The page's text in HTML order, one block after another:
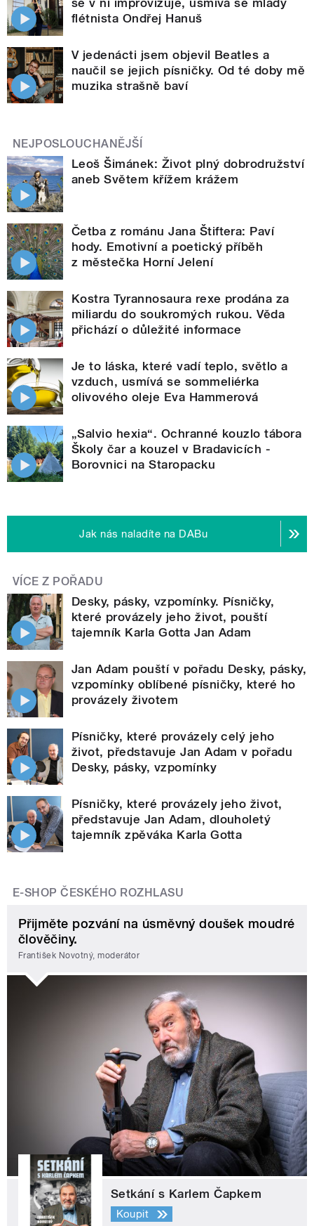
flétnista Ondřej Hanuš
V jedenácti jsem objevil Beatles a
naučil se jejich písničky. Od té doby mě
muzika strašně baví
NEJPOSLOUCHANĚJŠÍ
Leoš Šimánek: Život plný dobrodružství
aneb Světem křížem krážem
Četba z románu Jana Štiftera: Paví
hody. Emotivní a poetický příběh
z městečka Horní Jelení
Kostra Tyrannosaura rexe prodána za
miliardu do soukromých rukou. Věda
přichází o důležité informace
Je to láska, které vadí teplo, světlo a
vzduch, usmívá se sommeliérka
olivového oleje Eva Hammerová
„Salvio hexia“. Ochranné kouzlo tábora
Školy čar a kouzel v Bradavicích -
Borovnici na Staropacku
Jak nás naladíte na DABu
VÍCE Z POŘADU
Desky, pásky, vzpomínky. Písničky,
které provázely jeho život, pouští
tajemník Karla Gotta Jan Adam
Jan Adam pouští v pořadu Desky, pásky,
vzpomínky oblíbené písničky, které ho
provázely životem
Písničky, které provázely celý jeho
život, představuje Jan Adam v pořadu
Desky, pásky, vzpomínky
Písničky, které provázely jeho život,
představuje Jan Adam, dlouholetý
tajemník zpěváka Karla Gotta
E-SHOP ČESKÉHO ROZHLASU
Přijměte pozvání na úsměvný doušek moudré
člověčiny.
František Novotný, moderátor
Setkání s Karlem Čapkem
Koupit